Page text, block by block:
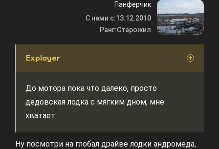
Панферчик
С нами с:13.12.2010
Ранг:Старожил
Explayer
До мотора пока что далеко, просто
дедовская лодка с мягким дном, мне
хватает
Ну посмотри на глобал драйве лодки андромеда,